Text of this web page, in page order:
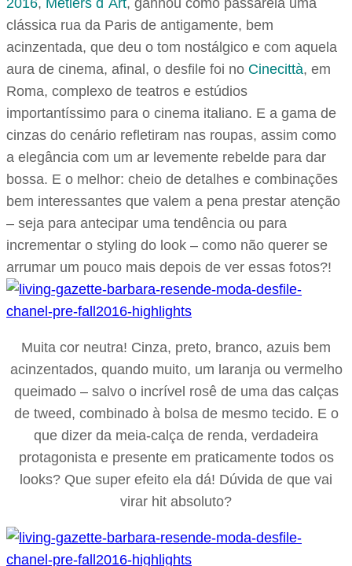
clássica rua da Paris de antigamente, bem
acinzentada, que deu o tom nostálgico e com aquela
aura de cinema, afinal, o desfile foi no Cinecittà, em
Roma, complexo de teatros e estúdios
importantíssimo para o cinema italiano. E a gama de
cinzas do cenário refletiram nas roupas, assim como
a elegância com um ar levemente rebelde para dar
bossa. E o melhor: cheio de detalhes e combinações
bem interessantes que valem a pena prestar atenção
– seja para antecipar uma tendência ou para
incrementar o styling do look – como não querer se
arrumar um pouco mais depois de ver essas fotos?!
Muita cor neutra! Cinza, preto, branco, azuis bem
acinzentados, quando muito, um laranja ou vermelho
queimado – salvo o incrível rosê de uma das calças
de tweed, combinado à bolsa de mesmo tecido. E o
que dizer da meia-calça de renda, verdadeira
protagonista e presente em praticamente todos os
looks? Que super efeito ela dá! Dúvida de que vai
virar hit absoluto?